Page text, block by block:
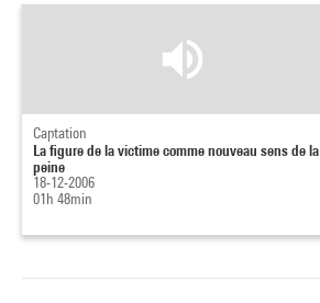
Captation
La figure de la victime comme nouveau sens de la
peine
18-12-2006
01h 48min